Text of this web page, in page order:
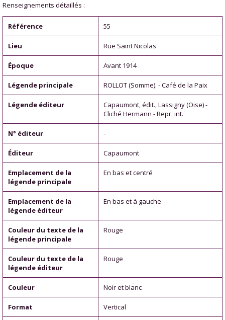
Renseignements détaillés :
Référence 55
Lieu Rue Saint Nicolas
Époque Avant 1914
Légende principale ROLLOT (Somme). - Café de la Paix
Légende éditeur
Capaumont, édit., Lassigny (Oise) -
Cliché Hermann - Repr. int.
N° éditeur -
Éditeur Capaumont
Emplacement de la
légende principale
En bas et centré
Emplacement de la
légende éditeur
En bas et à gauche
Couleur du texte de la
légende principale
Rouge
Couleur du texte de la
légende éditeur
Rouge
Couleur Noir et blanc
Format Vertical